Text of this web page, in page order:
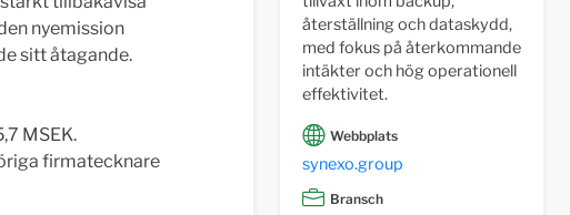
nyemission
sitt åtagande.
MSEK.
firmatecknare
återställning och dataskydd,
med fokus på återkommande
intäkter och hög operationell
effektivitet.
Webbplats
synexo.group
Bransch